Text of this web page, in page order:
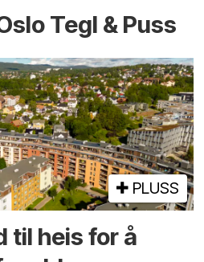
Tegl & Puss
PLUSS
til heis for å